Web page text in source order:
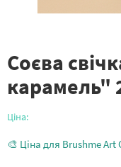
Соєва
карамель"
Ціна:
🎨 Ціна для Brushme Art